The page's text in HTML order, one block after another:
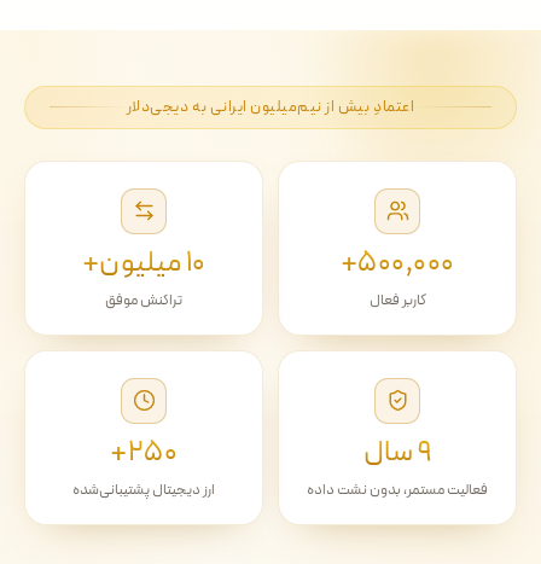
اعتمادِ بیش از نیم‌میلیون ایرانی به دیجی‌دلار
۵۰۰٬۰۰۰+
کاربر فعال
۱۰ میلیون+
تراکنش موفق
۹ سال
فعالیت مستمر، بدون نشت داده
۲۵۰+
ارز دیجیتال پشتیبانی‌شده